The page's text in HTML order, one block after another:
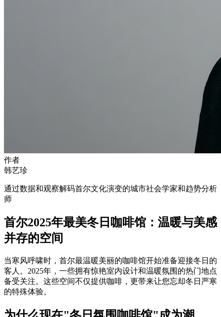
作者
韩艺珍
通过数据和观察解码首尔文化演变的城市社会学家和趋势分析
师
首尔2025年最美冬日咖啡馆：温暖与美感
并存的空间
当寒风呼啸时，首尔最温暖美丽的咖啡馆开始准备迎接冬日的
客人。2025年，一些拥有惊艳室内设计和温暖氛围的热门地点
备受关注。这些空间不仅提供咖啡，更带来让您忘却冬日严寒
的特殊体验。